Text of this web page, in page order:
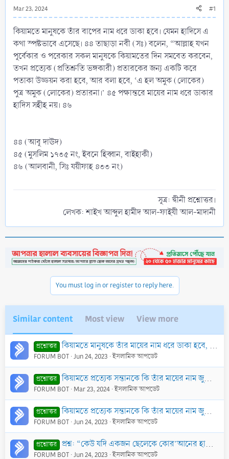
Mar 23, 2024 #1
কিয়ামতে মানুষকে তাঁর বাপের নাম ধরে ডাকা হবে। যেমন হাদিসে এ
কথা স্পষ্টভাবে এসেছে। ৪৪ তাছাড়া নবী (সঃ) বলেন, “আল্লাহ যখন
পূর্বেকার ও পরেকার সকল মানুষকে কিয়ামতের দিন সমবেত করবেন,
তখন প্রত্যেক (প্রতিশ্রুতি ভঙ্গকারী) প্রতারকের জন্য একটি করে
পতাকা উড্ডয়ন করা হবে, আর বলা হবে, ‘এ হল অমুক (লোকের)
পুত্র অমুক (লোকের) প্রতারনা।’ ৪৫ পক্ষান্তরে মায়ের নাম ধরে ডাকার
হাদিস সহীহ নয়। ৪৬
৪৪ (আবূ দাঊদ)
৪৫ (মুসলিম ১৭৩৫ নং, ইবনে হিব্বান, বাইহাকী)
৪৬ (আলবানী, সিঃ যয়ীফাহ ৪৩৩ নং)
সূত্র: দ্বীনী প্রশ্নোত্তর।
লেখক: শাইখ আব্দুল হামীদ আল-ফাইযী আল-মাদানী​
You must log in or register to reply here.
Similar content Most view View more
প্রশ্নোত্তর কিয়ামতে মানুষকে তাঁর মায়ের নাম ধরে ডাকা হবে, নাকি বাপের নাম ধরে?
FORUM BOT Jun 24, 2023 ইসলামিক আপডেট
প্রশ্নোত্তর কিয়ামতে প্রত্যেক সন্তানকে কি তাঁর মায়ের নাম জুড়ে ডাকা হবে?
FORUM BOT Mar 23, 2024 ইসলামিক আপডেট
প্রশ্নোত্তর কিয়ামতে প্রত্যেক সন্তানকে কি তাঁর মায়ের নাম জুড়ে ডাকা হবে?
FORUM BOT Jun 24, 2023 ইসলামিক আপডেট
প্রশ্নোত্তর প্রশ্ন: “কেউ যদি একজন ছেলেকে কোর’আনের হাফেজ বানায় তাহলে সে ১০ জনকে সুপারিশ করে জান্নাতে নিয়ে যাবে।” অনুরূপভাবে হাফেযে কুরআনের পিতামাতাকে কিয়ামতের দি
FORUM BOT Jun 24, 2023 ইসলামিক আপডেট